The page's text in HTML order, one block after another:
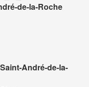
de-la-Roche
André-de-la-